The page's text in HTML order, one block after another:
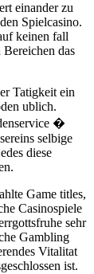
einander zu
Spielcasino.
keinen fall
das
Tatigkeit ein
ublich.
�
selbige
diese
Game titles,
Casinospiele
sehr
Gambling
Vitalitat
ist.